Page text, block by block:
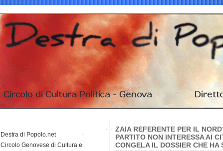
ZAIA REFERENTE PER IL
PARTITO NON INTERESSA AI
CONGELA IL DOSSIER CHE HA
Destra di Popolo.net
Circolo Genovese di Cultura e